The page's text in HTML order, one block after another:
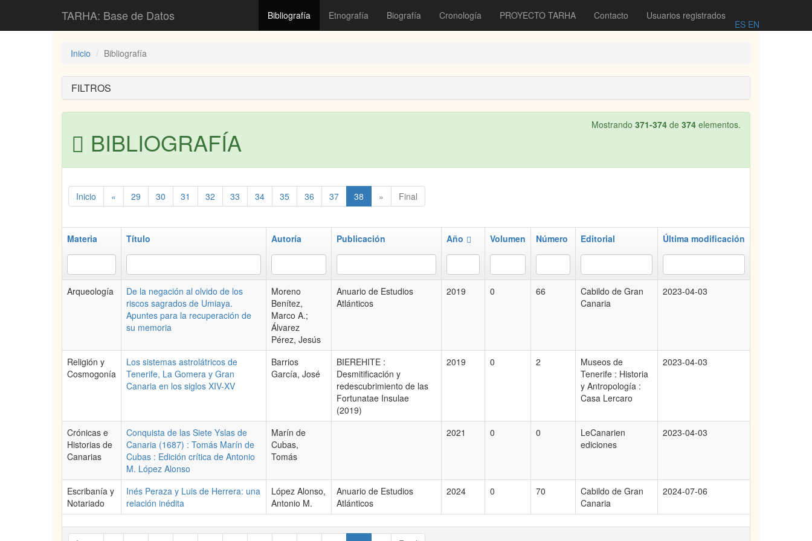
TARHA: Base de Datos Bibliografía Etnografía Biografía Cronología PROYECTO TARHA Contacto Usuarios registrados
ES EN
Inicio Bibliografía
FILTROS
Mostrando 371-374 de 374 elementos.
BIBLIOGRAFÍA
Inicio « 29 30 31 32 33 34 35 36 37 38 » Final
Materia Título Autoría Publicación Año Volumen Número Editorial Última modificación
Arqueología
De la negación al olvido de los
riscos sagrados de Umiaya.
Apuntes para la recuperación de
su memoria
Moreno
Benítez,
Marco A.;
Álvarez
Pérez, Jesús
Anuario de Estudios
Atlánticos
2019 0 66
Cabildo de Gran
Canaria
2023-04-03
Religión y
Cosmogonía
Los sistemas astrolátricos de
Tenerife, La Gomera y Gran
Canaria en los siglos XIV-XV
Barrios
García, José
BIEREHITE :
Desmitificación y
redescubrimiento de las
Fortunatae Insulae
(2019)
2019 0 2
Museos de
Tenerife : Historia
y Antropología :
Casa Lercaro
2023-04-03
Crónicas e
Historias de
Canarias
Conquista de las Siete Yslas de
Canaria (1687) : Tomás Marín de
Cubas : Edición crítica de Antonio
M. López Alonso
Marín de
Cubas,
Tomás
2021 0 0
LeCanarien
ediciones
2023-04-03
Escribanía y
Notariado
Inés Peraza y Luis de Herrera: una
relación inédita
López Alonso,
Antonio M.
Anuario de Estudios
Atlánticos
2024 0 70
Cabildo de Gran
Canaria
2024-07-06